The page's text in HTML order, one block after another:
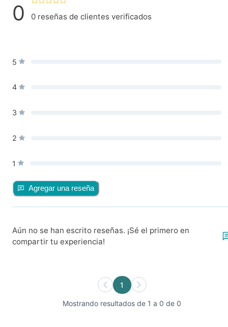
0 0 reseñas de clientes verificados
5
4
3
2
1
Agregar una reseña
Aún no se han escrito reseñas. ¡Sé el primero en
compartir tu experiencia!
1
Mostrando resultados de 1 a 0 de 0